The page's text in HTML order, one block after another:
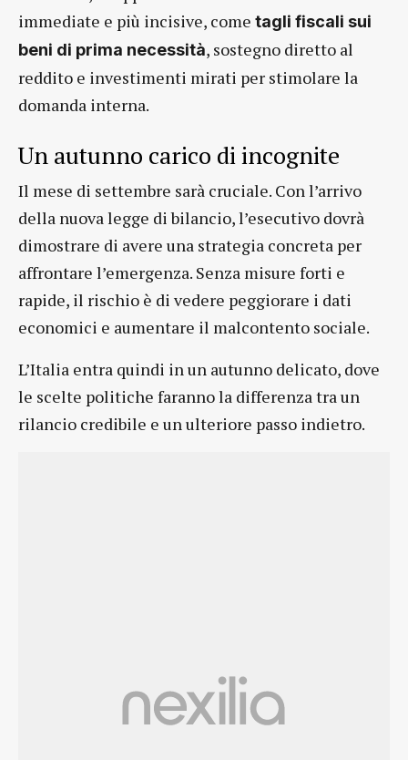
immediate e più incisive, come tagli fiscali sui
beni di prima necessità, sostegno diretto al
reddito e investimenti mirati per stimolare la
domanda interna.
Un autunno carico di incognite
Il mese di settembre sarà cruciale. Con l’arrivo
della nuova legge di bilancio, l’esecutivo dovrà
dimostrare di avere una strategia concreta per
affrontare l’emergenza. Senza misure forti e
rapide, il rischio è di vedere peggiorare i dati
economici e aumentare il malcontento sociale.
L’Italia entra quindi in un autunno delicato, dove
le scelte politiche faranno la differenza tra un
rilancio credibile e un ulteriore passo indietro.